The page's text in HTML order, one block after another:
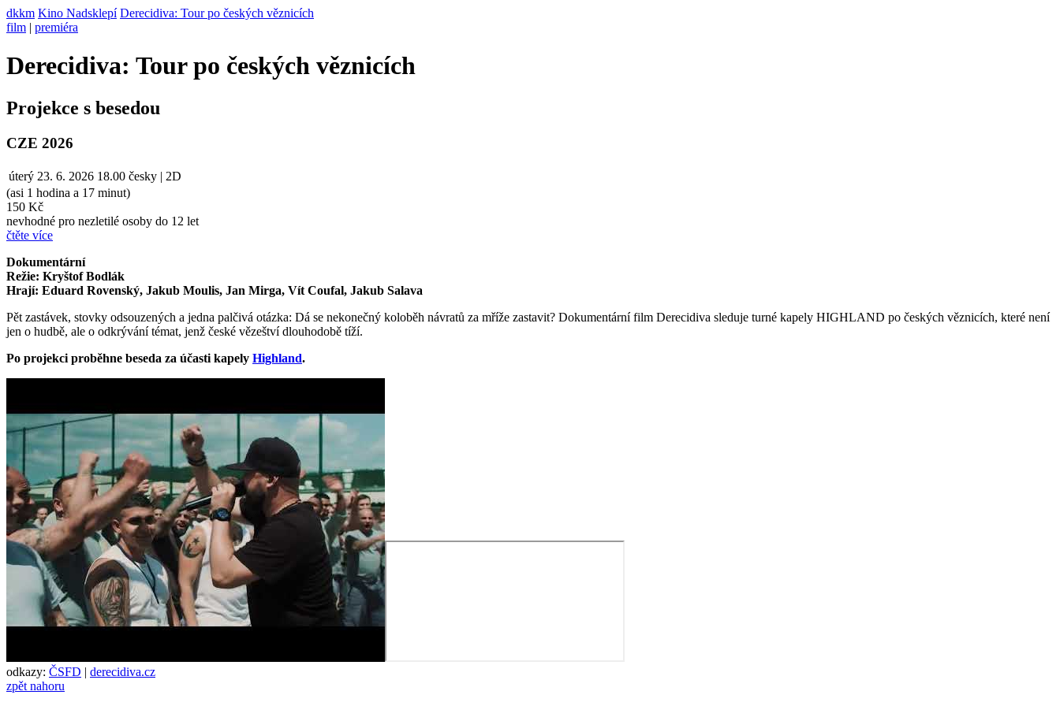
dkkm Kino Nadsklepí Derecidiva: Tour po českých věznicích
film | premiéra
Derecidiva: Tour po českých věznicích
Projekce s besedou
CZE 2026
úterý 23. 6. 2026 18.00 česky | 2D
(asi 1 hodina a 17 minut)
150 Kč
nevhodné pro nezletilé osoby do 12 let
čtěte více
Dokumentární
Režie: Kryštof Bodlák
Hrají: Eduard Rovenský, Jakub Moulis, Jan Mirga, Vít Coufal, Jakub Salava
Pět zastávek, stovky odsouzených a jedna palčivá otázka: Dá se nekonečný koloběh návratů za mříže zastavit? Dokumentární film Derecidiva sleduje turné kapely HIGHLAND po českých věznicích, které není
jen o hudbě, ale o odkrývání témat, jenž české vězeštví dlouhodobě tíží.
Po projekci proběhne beseda za účasti kapely Highland.
odkazy: ČSFD | derecidiva.cz
zpět nahoru